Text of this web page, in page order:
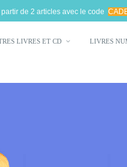
de 2 articles avec le code
LIVRES ET CD LIVRES